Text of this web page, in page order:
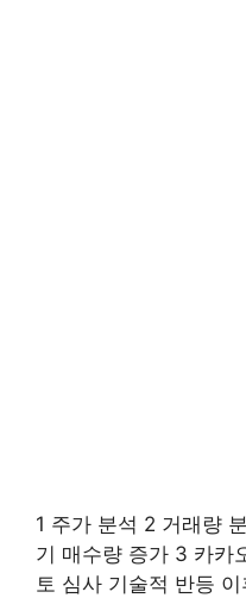
1 주가 분석 2 거래량
기 매수량 증가 3 카카
토 심사 기술적 반등